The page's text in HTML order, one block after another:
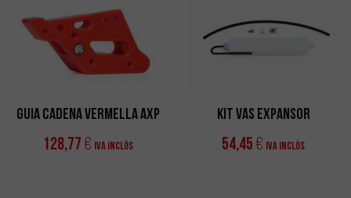
GUIA CADENA VERMELLA AXP
128,77 € IVA Inclòs
KIT VAS EXPANSOR
54,45 € IVA Inclòs